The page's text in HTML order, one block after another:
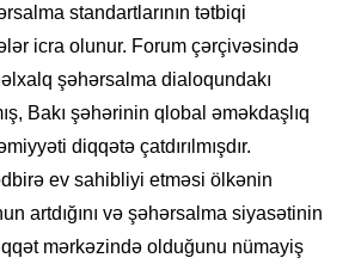
standartlarının tətbiqi
icra olunur. Forum çərçivəsində
şəhərsalma dialoqundakı
Bakı şəhərinin qlobal əməkdaşlıq
diqqətə çatdırılmışdır.
ev sahibliyi etməsi ölkənin
artdığını və şəhərsalma siyasətinin
mərkəzində olduğunu nümayiş